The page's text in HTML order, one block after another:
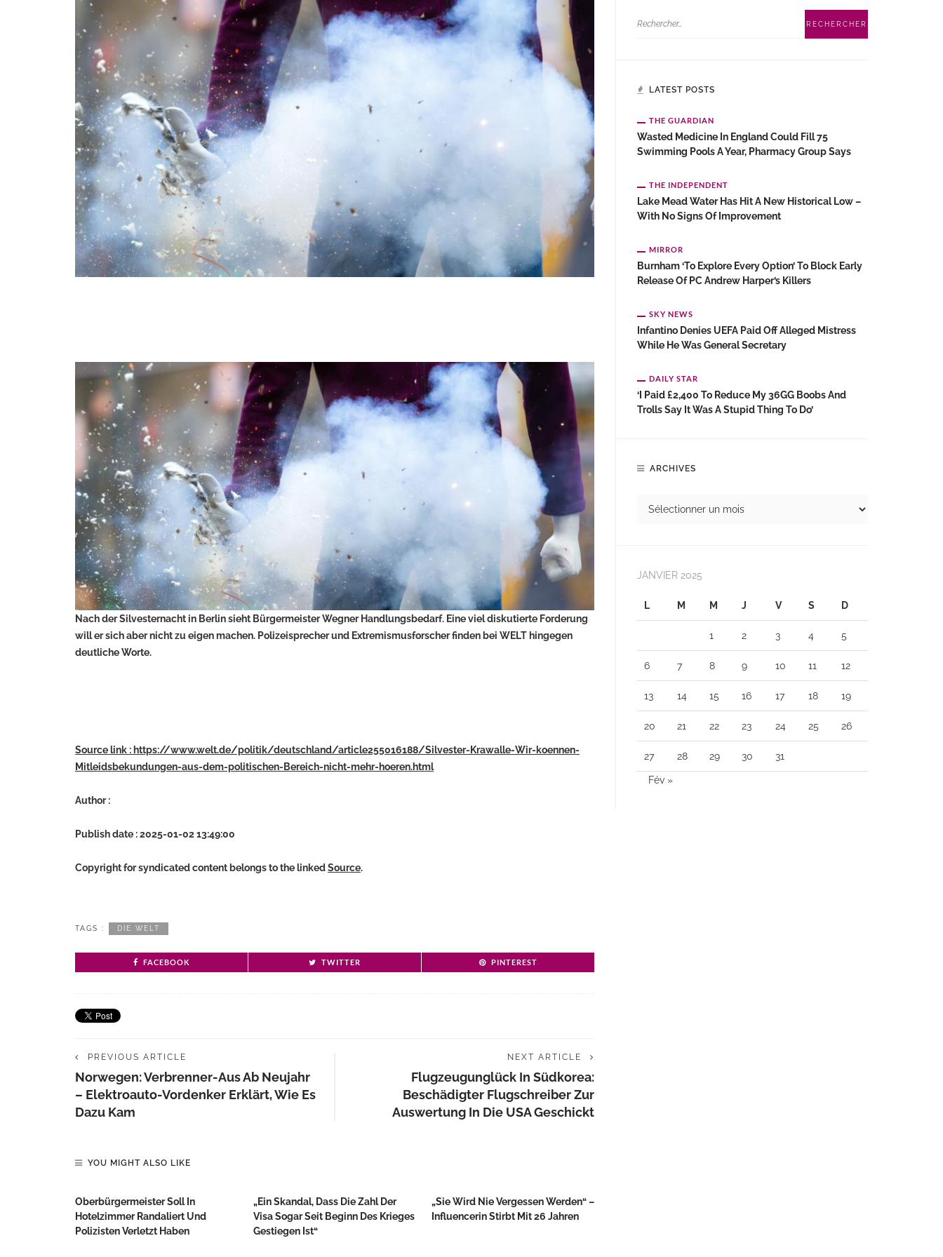
Nach der Silvesternacht in Berlin sieht Bürgermeister Wegner Handlungsbedarf. Eine viel diskutierte Forderung
will er sich aber nicht zu eigen machen. Polizeisprecher und Extremismusforscher finden bei WELT hingegen
deutliche Worte.
Source link : https://www.welt.de/politik/deutschland/article255016188/Silvester-Krawalle-Wir-koennen-
Mitleidsbekundungen-aus-dem-politischen-Bereich-nicht-mehr-hoeren.html
Author :
Publish date : 2025-01-02 13:49:00
Copyright for syndicated content belongs to the linkedSource.
TAGS : DIE WELT
FACEBOOK TWITTER PINTEREST
PREVIOUS ARTICLE
Norwegen: Verbrenner-Aus Ab Neujahr
– Elektroauto-Vordenker Erklärt, Wie Es
Dazu Kam
NEXT ARTICLE
Flugzeugunglück In Südkorea:
Beschädigter Flugschreiber Zur
Auswertung In Die USA Geschickt
YOU MIGHT ALSO LIKE
Oberbürgermeister Soll In
Hotelzimmer Randaliert Und
Polizisten Verletzt Haben
„Ein Skandal, Dass Die Zahl Der
Visa Sogar Seit Beginn Des Krieges
Gestiegen Ist“
„Sie Wird Nie Vergessen Werden“ –
Influencerin Stirbt Mit 26 Jahren
LATEST POSTS
THE GUARDIAN
Wasted Medicine In England Could Fill 75
Swimming Pools A Year, Pharmacy Group Says
THE INDEPENDENT
Lake Mead Water Has Hit A New Historical Low –
With No Signs Of Improvement
MIRROR
Burnham ‘to Explore Every Option’ To Block Early
Release Of PC Andrew Harper’s Killers
SKY NEWS
Infantino Denies UEFA Paid Off Alleged Mistress
While He Was General Secretary
DAILY STAR
‘I Paid £2,400 To Reduce My 36GG Boobs And
Trolls Say It Was A Stupid Thing To Do’
ARCHIVES
JANVIER 2025
L M M J V S D
1 2 3 4 5
6 7 8 9 10 11 12
13 14 15 16 17 18 19
20 21 22 23 24 25 26
27 28 29 30 31
Fév »